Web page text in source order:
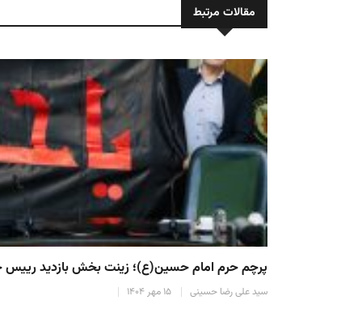
مقالات مرتبط
ابقاء آیت‌الله اختری در ریاست کمیته فلسطین